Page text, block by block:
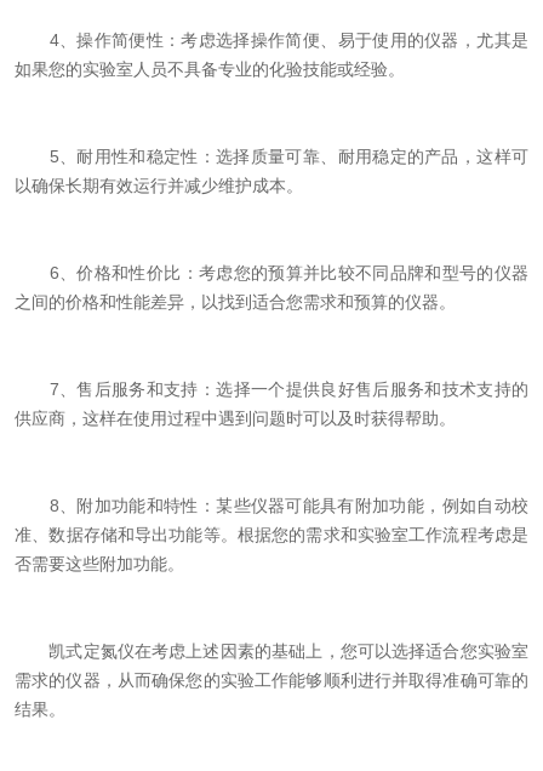
4、操作简便性：考虑选择操作简便、易于使用的仪器，尤其是
如果您的实验室人员不具备专业的化验技能或经验。
5、耐用性和稳定性：选择质量可靠、耐用稳定的产品，这样可
以确保长期有效运行并减少维护成本。
6、价格和性价比：考虑您的预算并比较不同品牌和型号的仪器
之间的价格和性能差异，以找到适合您需求和预算的仪器。
7、售后服务和支持：选择一个提供良好售后服务和技术支持的
供应商，这样在使用过程中遇到问题时可以及时获得帮助。
8、附加功能和特性：某些仪器可能具有附加功能，例如自动校
准、数据存储和导出功能等。根据您的需求和实验室工作流程考虑是
否需要这些附加功能。
凯式定氮仪在考虑上述因素的基础上，您可以选择适合您实验室
需求的仪器，从而确保您的实验工作能够顺利进行并取得准确可靠的
结果。